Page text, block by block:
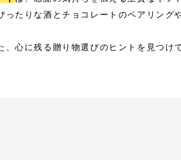
たりな酒とチョコレートのペアリング
心に残る贈り物選びのヒントを見つけ